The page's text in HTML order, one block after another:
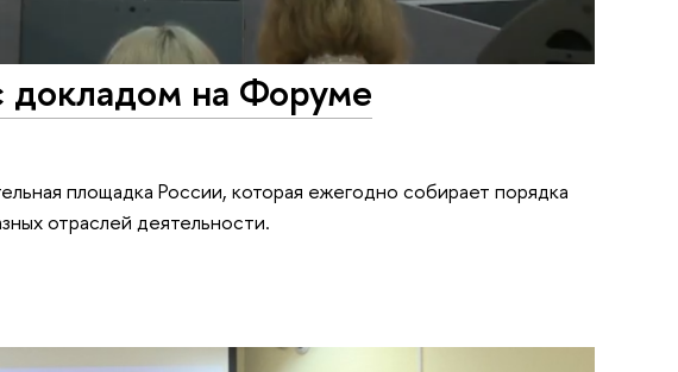
докладом на Форуме
площадка России, которая ежегодно собирает порядка
отраслей деятельности.